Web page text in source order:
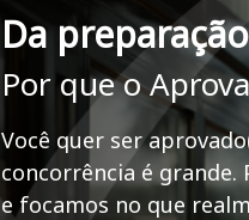
Da
Por que o
Você quer ser
concorrência é
e focamos no que